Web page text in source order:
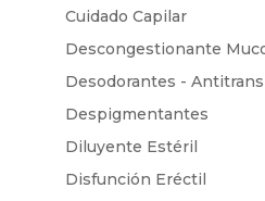
Cuidado Capilar
Descongestionante
Desodorantes -
Despigmentantes
Diluyente Estéril
Disfunción Eréctil